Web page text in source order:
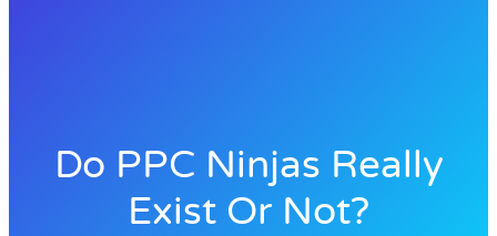
Do PPC Ninjas Really
Exist Or Not?